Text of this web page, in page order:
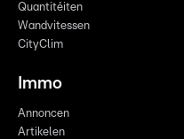
Quantitéiten
Wandvitessen
CityClim
Immo
Annoncen
Artikelen